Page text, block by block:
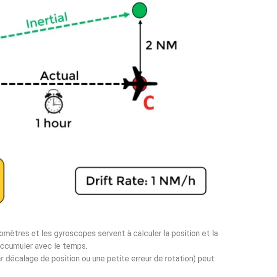
et les gyroscopes servent à calculer la position et la
avec le temps.
décalage de position ou une petite erreur de rotation) peut